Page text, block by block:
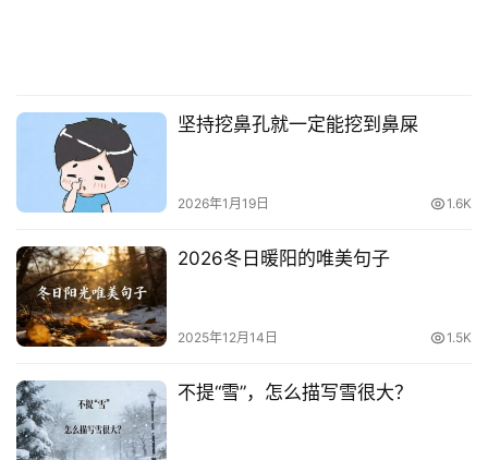
坚持挖鼻孔就一定能挖到鼻屎
2026年1月19日 1.6K
2026冬日暖阳的唯美句子
2025年12月14日 1.5K
不提“雪”，怎么描写雪很大？